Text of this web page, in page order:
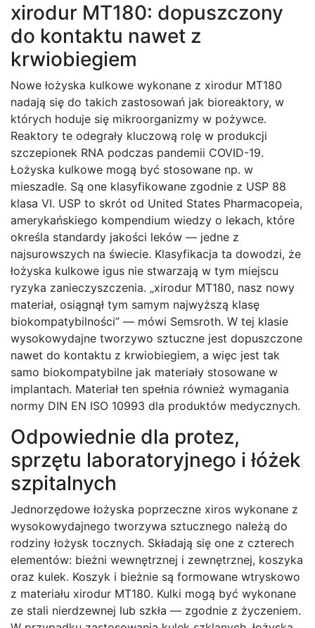
xirodur MT180: dopuszczony
do kontaktu nawet z
krwiobiegiem
Nowe łożyska kulkowe wykonane z xirodur MT180
nadają się do takich zastosowań jak bioreaktory, w
których hoduje się mikroorganizmy w pożywce.
Reaktory te odegrały kluczową rolę w produkcji
szczepionek RNA podczas pandemii COVID-19.
Łożyska kulkowe mogą być stosowane np. w
mieszadle. Są one klasyfikowane zgodnie z USP 88
klasa VI. USP to skrót od United States Pharmacopeia,
amerykańskiego kompendium wiedzy o lekach, które
określa standardy jakości leków — jedne z
najsurowszych na świecie. Klasyfikacja ta dowodzi, że
łożyska kulkowe igus nie stwarzają w tym miejscu
ryzyka zanieczyszczenia. „xirodur MT180, nasz nowy
materiał, osiągnął tym samym najwyższą klasę
biokompatybilności” — mówi Semsroth. W tej klasie
wysokowydajne tworzywo sztuczne jest dopuszczone
nawet do kontaktu z krwiobiegiem, a więc jest tak
samo biokompatybilne jak materiały stosowane w
implantach. Materiał ten spełnia również wymagania
normy DIN EN ISO 10993 dla produktów medycznych.
Odpowiednie dla protez,
sprzętu laboratoryjnego i łóżek
szpitalnych
Jednorzędowe łożyska poprzeczne xiros wykonane z
wysokowydajnego tworzywa sztucznego należą do
rodziny łożysk tocznych. Składają się one z czterech
elementów: bieżni wewnętrznej i zewnętrznej, koszyka
oraz kulek. Koszyk i bieżnie są formowane wtryskowo
z materiału xirodur MT180. Kulki mogą być wykonane
ze stali nierdzewnej lub szkła — zgodnie z życzeniem.